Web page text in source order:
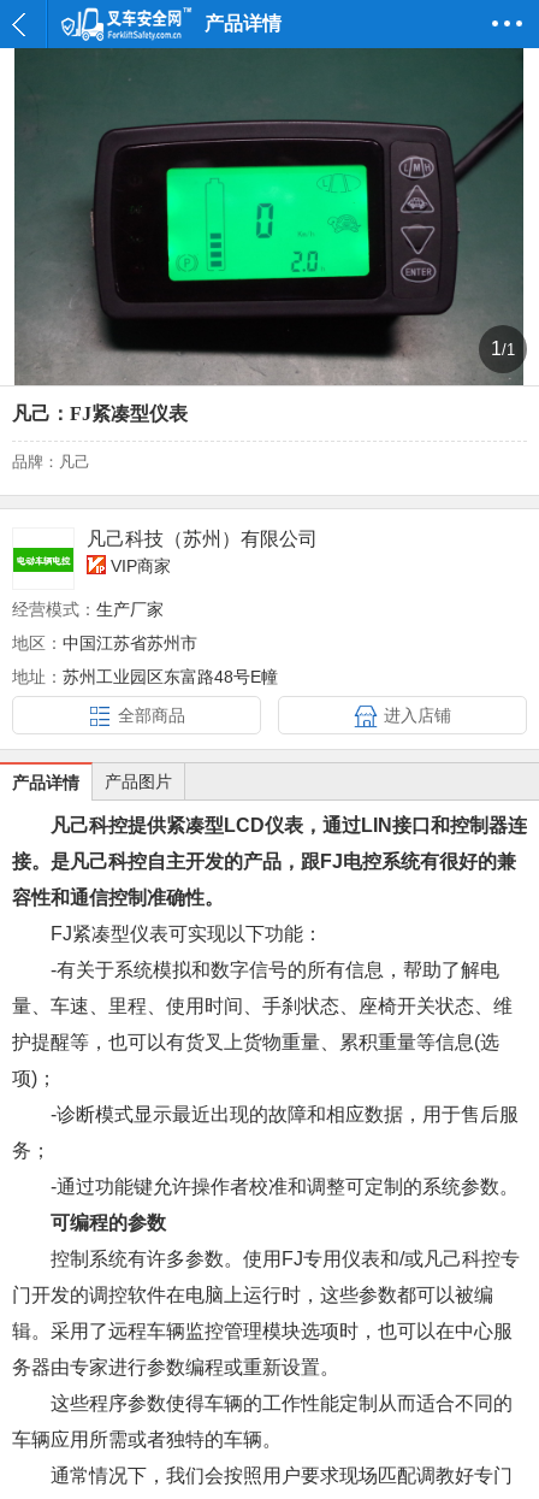
产品详情
1/1
凡己：FJ紧凑型仪表
品牌：凡己
凡己科技（苏州）有限公司
VIP商家
经营模式： 生产厂家
地区： 中国江苏省苏州市
地址： 苏州工业园区东富路48号E幢
全部商品
进入店铺
产品详情 产品图片
凡己科控提供紧凑型LCD仪表，通过LIN接口和控制器连
接。是凡己科控自主开发的产品，跟FJ电控系统有很好的兼
容性和通信控制准确性。
FJ紧凑型仪表可实现以下功能：
-有关于系统模拟和数字信号的所有信息，帮助了解电
量、车速、里程、使用时间、手刹状态、座椅开关状态、维
护提醒等，也可以有货叉上货物重量、累积重量等信息(选
项)；
-诊断模式显示最近出现的故障和相应数据，用于售后服
务；
-通过功能键允许操作者校准和调整可定制的系统参数。
可编程的参数
控制系统有许多参数。使用FJ专用仪表和/或凡己科控专
门开发的调控软件在电脑上运行时，这些参数都可以被编
辑。采用了远程车辆监控管理模块选项时，也可以在中心服
务器由专家进行参数编程或重新设置。
这些程序参数使得车辆的工作性能定制从而适合不同的
车辆应用所需或者独特的车辆。
通常情况下，我们会按照用户要求现场匹配调教好专门